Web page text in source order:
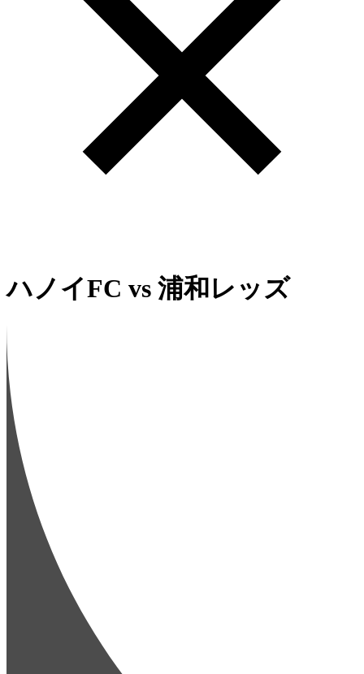
ハノイFC vs 浦和レッズ